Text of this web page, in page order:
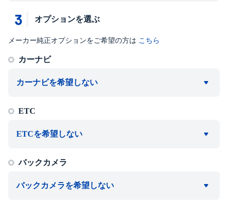
3 オプションを選ぶ
メーカー純正オプションをご希望の方は こちら
カーナビ
カーナビを希望しない
ETC
ETCを希望しない
バックカメラ
バックカメラを希望しない